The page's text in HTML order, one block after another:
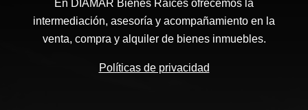
En DIAMAR Bienes Raíces ofrecemos la
intermediación, asesoría y acompañamiento en la
venta, compra y alquiler de bienes inmuebles.
Políticas de privacidad